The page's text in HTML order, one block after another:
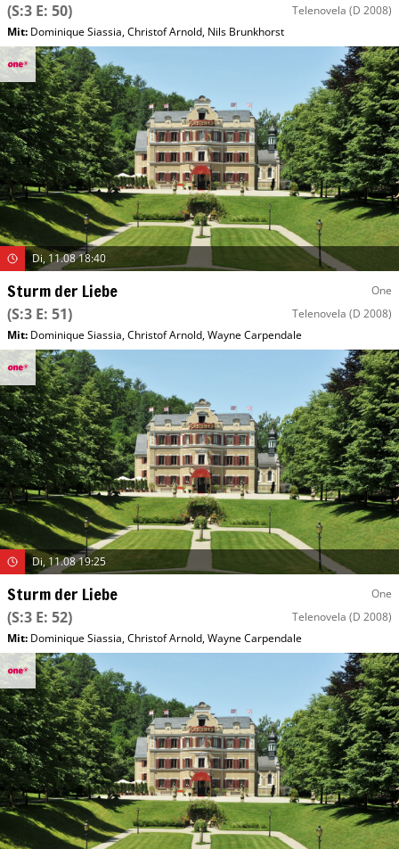
(S:3 E: 50) Telenovela (D 2008)
Mit: Dominique Siassia,Christof Arnold, Nils Brunkhorst
Di, 11.08 18:40
Sturm der Liebe One
(S:3 E: 51) Telenovela (D 2008)
Mit: Dominique Siassia,Christof Arnold,Wayne Carpendale
Di, 11.08 19:25
Sturm der Liebe One
(S:3 E: 52) Telenovela (D 2008)
Mit: Dominique Siassia,Christof Arnold,Wayne Carpendale